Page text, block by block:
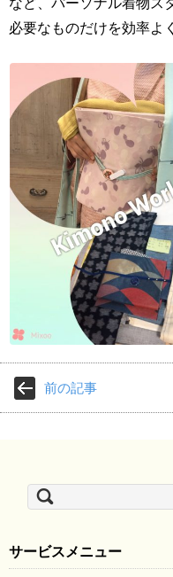
必要なものだけを効率よ
前の記事
索:
サービスメニュー